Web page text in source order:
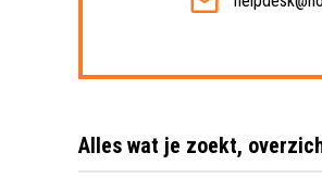
Alles wat je zoekt,